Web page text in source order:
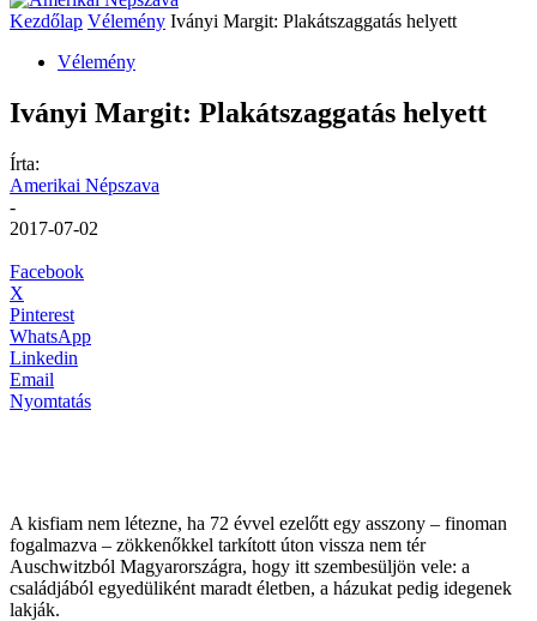
Kezdőlap Vélemény Iványi Margit: Plakátszaggatás helyett
Vélemény
Iványi Margit: Plakátszaggatás helyett
Írta:
Amerikai Népszava
-
2017-07-02
Facebook
X
Pinterest
WhatsApp
Linkedin
Email
Nyomtatás
A kisfiam nem létezne, ha 72 évvel ezelőtt egy asszony – finoman
fogalmazva – zökkenőkkel tarkított úton vissza nem tér
Auschwitzból Magyarországra, hogy itt szembesüljön vele: a
családjából egyedüliként maradt életben, a házukat pedig idegenek
lakják.